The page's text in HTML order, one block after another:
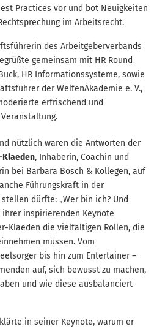
Practices vor und bot Neuigkeiten
im Arbeitsrecht.
des Arbeitgeberverbands
gemeinsam mit HR Round
HR Informationssysteme, sowie
der WelfenAkademie e. V.,
erfrischend und
nützlich waren die Antworten der
Klaeden, Inhaberin, Coachin und
bei Barbara Bosch & Kollegen, auf
Führungskraft in der
dürfte: „Wer bin ich? Und
ihrer inspirierenden Keynote
Klaeden die vielfältigen Rollen, die
müssen. Vom
bis hin zum Entertainer –
auf, sich bewusst zu machen,
und wie diese ausbalanciert
in seiner Keynote, warum er